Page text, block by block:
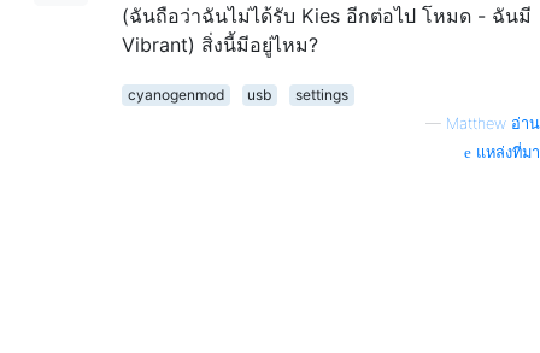
(ฉันถือว่าฉันไม่ได้รับ Kies อีกต่อไป โหมด - ฉันมี
Vibrant) สิ่งนี้มีอยู่ไหม?
cyanogenmod usb
settings
— Matthew อ่าน
แหล่งที่มา